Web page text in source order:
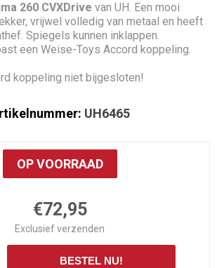
260 CVXDrive van UH. Een mooi
vrijwel volledig van metaal en heeft
Spiegels kunnen inklappen.
een Weise-Toys Accord koppeling.
koppeling niet bijgesloten!
UH6465
OP VOORRAAD
€72,95
Exclusiefverzenden
BESTEL NU!